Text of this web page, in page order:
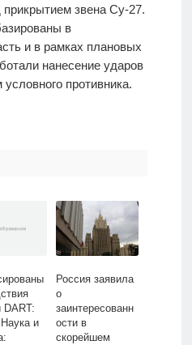
звена Су-27.
в
и в рамках плановых
нанесение ударов
противника.
DART:
и
Россия заявила
о
заинтересованн
ости в
скорейшем